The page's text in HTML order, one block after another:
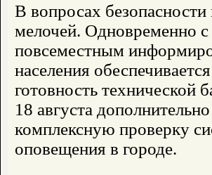
В вопросах безопасности
мелочей. Одновременно с
повсеместным
населения
готовность технической
18 августа
комплексную проверку
оповещения в городе.